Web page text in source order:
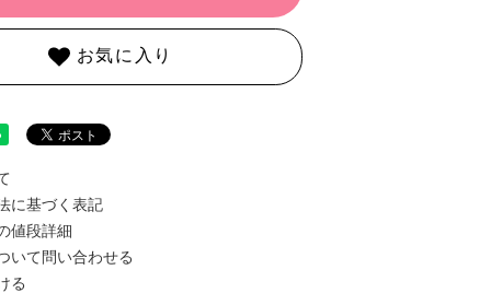
お気に入り
に基づく表記
値段詳細
いて問い合わせる
る